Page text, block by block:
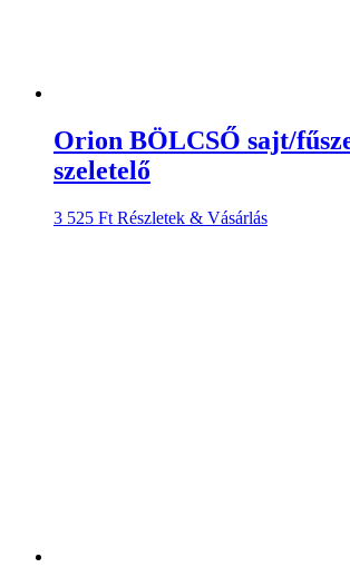
Orion BÖLCSŐ sajt/
szeletelő
3 525 Ft Részletek & Vásárlás